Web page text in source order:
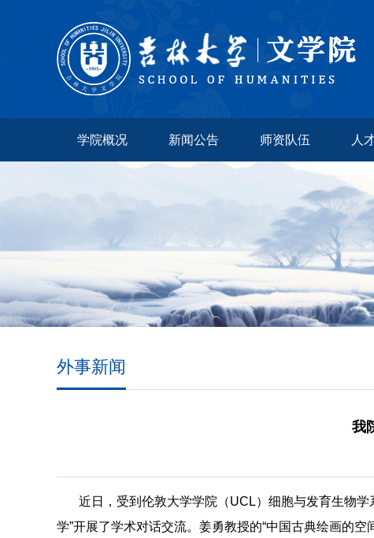
学院概况 新闻公告 师资队伍 人
外事新闻
我
近日，受到伦敦大学学院（UCL）细胞与发育生物
学”开展了学术对话交流。姜勇教授的“中国古典绘画的